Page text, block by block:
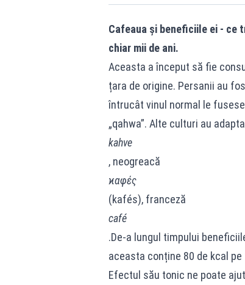
Cafeaua și beneficiile ei - ce
chiar mii de ani.
Aceasta a început să fie
țara de origine. Persanii au
întrucât vinul normal le
„qahwa”. Alte culturi au
kahve
, neogreacă
ϰαφές
(kafés), franceză
café
.De-a lungul timpului
aceasta conține 80 de kcal
Efectul său tonic ne poate